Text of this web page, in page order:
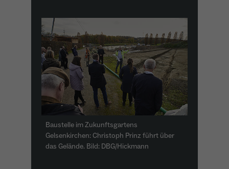
Baustelle im Zukunftsgartens
Gelsenkirchen: Christoph Prinz führt über
das Gelände. Bild: DBG/Hickmann